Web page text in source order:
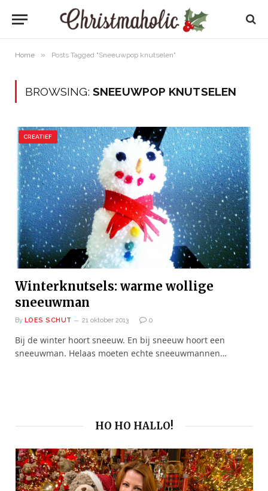
Home » Posts Tagged "Sneeuwpop knutselen"
BROWSING: SNEEUWPOP KNUTSELEN
CREATIEF
Winterknutsels: warme wollige
sneeuwman
By LOES SCHUT 21 oktober 2013 0
Bij de winter hoort sneeuw. En bij sneeuw hoort een
sneeuwman. Helaas moeten echte sneeuwmannen…
HO HO HALLO!